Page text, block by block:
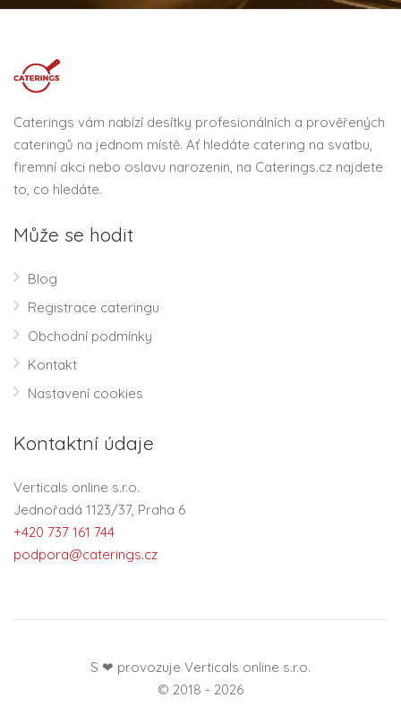
Caterings vám nabízí desítky profesionálních a prověřených
cateringů na jednom místě. Ať hledáte catering na svatbu,
firemní akci nebo oslavu narozenin, na Caterings.cz najdete
to, co hledáte.
Může se hodit
Blog
Registrace cateringu
Obchodní podmínky
Kontakt
Nastavení cookies
Kontaktní údaje
Verticals online s.r.o.
Jednořadá 1123/37, Praha 6
+420 737 161 744
podpora@caterings.cz
S ❤ provozuje Verticals online s.r.o.
© 2018 - 2026